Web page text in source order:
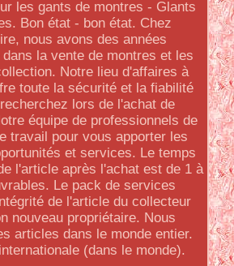
les gants de montres - Glants
Bon état - bon état. Chez
nous avons des années
la vente de montres et les
Notre lieu d'affaires à
toute la sécurité et la fiabilité
lors de l'achat de
équipe de professionnels de
travail pour vous apporter les
et services. Le temps
l'article après l'achat est de 1 à
Le pack de services
de l'article du collecteur
nouveau propriétaire. Nous
articles dans le monde entier.
(dans le monde).